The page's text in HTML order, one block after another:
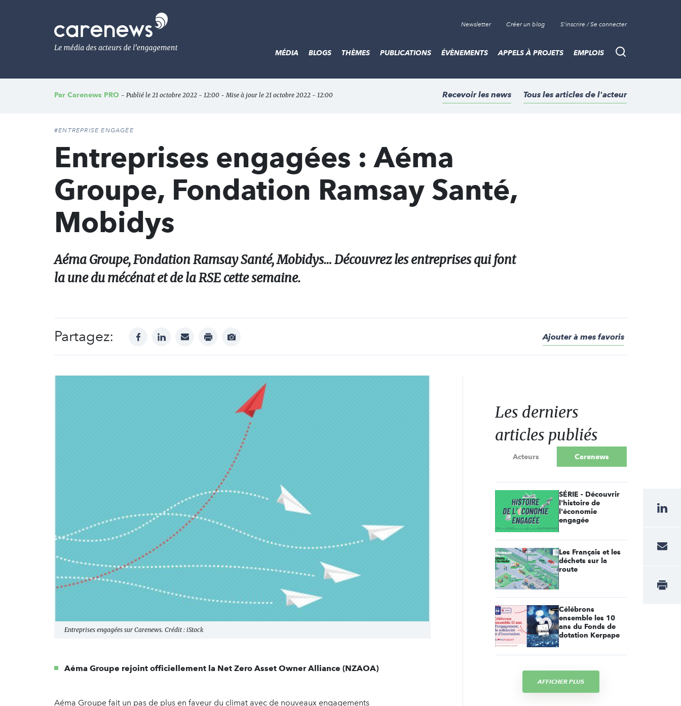
Le
média
de
l'engagement
Newsletter Créer un blog S'inscrire / Se connecter
Recherche
MÉDIA BLOGS THÈMES PUBLICATIONS ÉVÈNEMENTS APPELS À PROJETS EMPLOIS
Par Carenews PRO - Publié le 21 octobre 2022 - 12:00 - Mise à jour le 21 octobre 2022 - 12:00 Recevoir les news Tous les articles de l'acteur
#ENTREPRISE ENGAGÉE
Entreprises engagées : Aéma
Groupe, Fondation Ramsay Santé,
Mobidys
Aéma Groupe, Fondation Ramsay Santé, Mobidys… Découvrez les entreprises qui font
la une du mécénat et de la RSE cette semaine.
Partagez: facebooklinkedinmail print
Afficher
Ajouter à mes favoris
Entreprises engagées sur Carenews. Crédit : iStock
Aéma Groupe rejoint officiellement la Net Zero Asset Owner Alliance (NZAOA)
Aéma Groupe fait un pas de plus en faveur du climat avec de nouveaux engagements
Les derniers
articles publiés
Acteurs Carenews
SÉRIE - Découvrir
l'histoire de
l'économie
engagée
Les Français et les
déchets sur la
route
Célébrons
ensemble les 10
ans du Fonds de
dotation Kerpape
AFFICHER PLUS